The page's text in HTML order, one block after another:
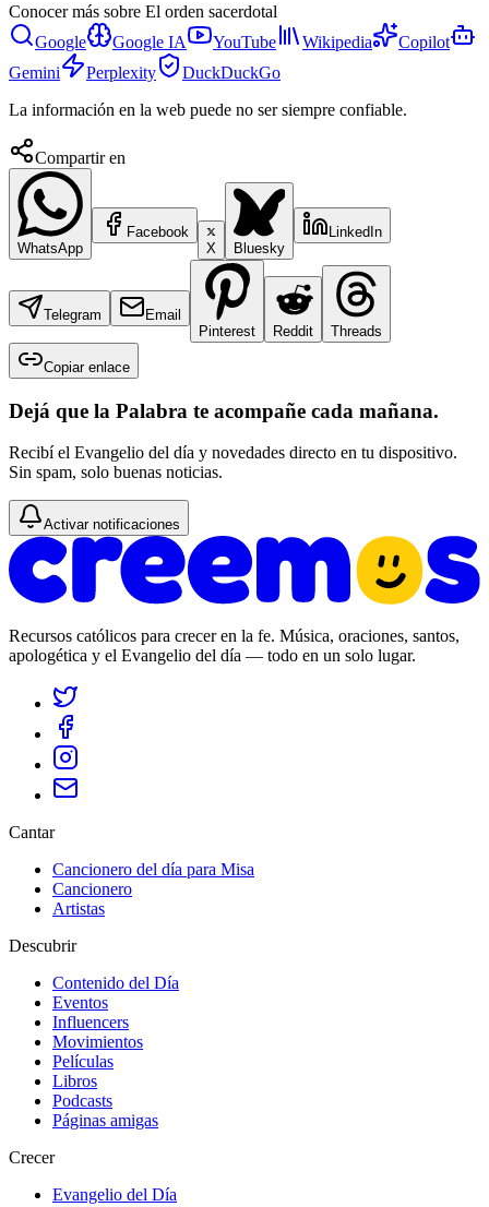
Conocer más sobre El orden sacerdotal
Google
Google IA YouTube Wikipedia
Copilot
Gemini
Perplexity
DuckDuckGo
La información en la web puede no ser siempre confiable.
Compartir en
WhatsApp
Facebook
X
Bluesky
LinkedIn
Telegram
Email
Pinterest
Reddit Threads
Copiar enlace
Dejá que la Palabra te acompañe cada mañana.
Recibí el Evangelio del día y novedades directo en tu dispositivo.
Sin spam, solo buenas noticias.
Activar notificaciones
Recursos católicos para crecer en la fe. Música, oraciones, santos,
apologética y el Evangelio del día — todo en un solo lugar.
Cantar
Cancionero del día para Misa
Cancionero
Artistas
Descubrir
Contenido del Día
Eventos
Influencers
Movimientos
Películas
Libros
Podcasts
Páginas amigas
Crecer
Evangelio del Día